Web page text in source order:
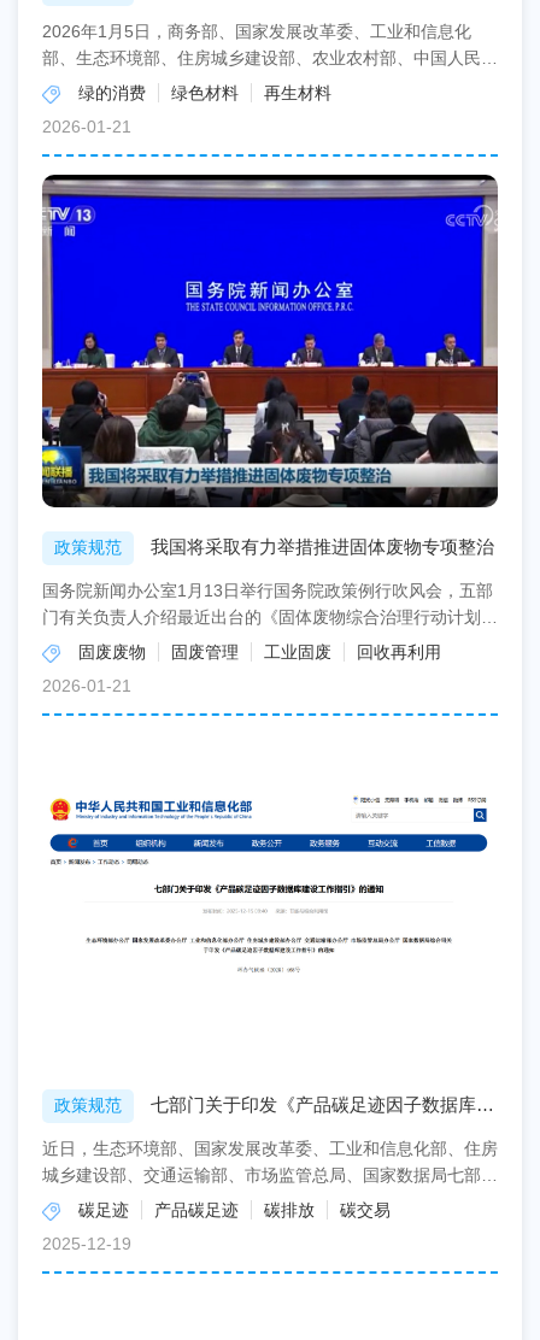
2026年1月5日，商务部、国家发展改革委、工业和信息化
部、生态环境部、住房城乡建设部、农业农村部、中国人民银
行、市场监管总局、金融监管总局9部门印发《关于实施...
绿的消费 绿色材料
再生材料
2026-01-21
政策规范 我国将采取有力举措推进固体废物专项整治
国务院新闻办公室1月13日举行国务院政策例行吹风会，五部
门有关负责人介绍最近出台的《固体废物综合治理行动计划》
（以下简称《行动计划》）有关情况。国家发展改革委有...
固废废物 固废管理 工业固废
回收再利用
2026-01-21
政策规范
近日，生态环境部、国家发展改革委、工业和信息化部、住房
城乡建设部、交通运输部、市场监管总局、国家数据局七部门
联合印发《产品碳足迹因子数据库建设工作指引》(简称《...
碳足迹 产品碳足迹 碳排放
碳交易
2025-12-19